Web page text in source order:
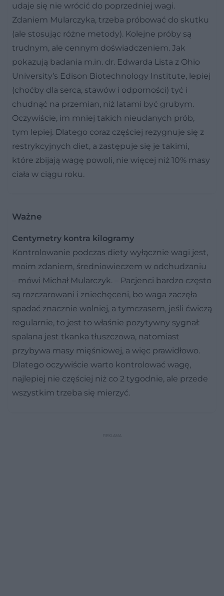
udaje się nie wrócić do poprzedniej wagi.
Zdaniem Mularczyka, trzeba próbować do skutku
(ale stosując różne metody). Kolejne próby są
trudnym, ale cennym doświadczeniem. Jak
pokazują badania m.in. dr. Edwarda Lista z Ohio
University’s Edison Biotechnology Institute, lepiej
(choćby dla serca, stawów i odporności) tyć i
chudnąć na przemian, niż latami być grubym.
Oczywiście, im mniej takich nieudanych prób,
tym lepiej. Dlatego coraz częściej rezygnuje się z
restrykcyjnych diet, a zastępuje się je takimi,
które zbijają wagę powoli, nie więcej niż 10% masy
ciała w ciągu roku.
Ważne
Centymetry kontra kilogramy
Kontrolowanie podczas diety wyłącznie wagi jest,
moim zdaniem, średniowieczem w odchudzaniu
– mówi Michał Mularczyk. – Pacjenci bardzo często
są rozczarowani i zniechęceni, bo waga zaczęła
spadać znacznie wolniej, a tymczasem, jeśli ćwiczą
regularnie, to jest to właśnie pozytywny sygnał:
spalana jest tkanka tłuszczowa, natomiast
przybywa masy mięśniowej, a więc prawidłowo.
Dlatego oczywiście warto kontrolować wagę,
najlepiej nie częściej niż co 2 tygodnie, ale przede
wszystkim trzeba się mierzyć.